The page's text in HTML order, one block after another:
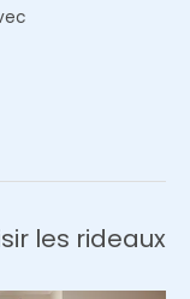
les rideaux